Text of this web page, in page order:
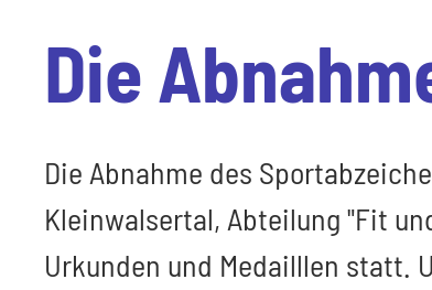
Die
Die Abnahme des
Kleinwalsertal, Abteilung "Fit
Urkunden und Medailllen statt.